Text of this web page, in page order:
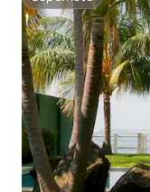
Superhôte